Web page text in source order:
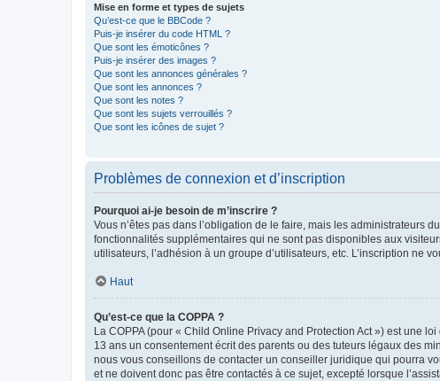
Mise en forme et types de sujets
Qu’est-ce que le BBCode ?
Puis-je insérer du code HTML ?
Que sont les émoticônes ?
Puis-je insérer des images ?
Que sont les annonces générales ?
Que sont les annonces ?
Que sont les notes ?
Que sont les sujets verrouillés ?
Que sont les icônes de sujet ?
Problèmes de connexion et d’inscription
Pourquoi ai-je besoin de m’inscrire ?
Vous n’êtes pas dans l’obligation de le faire, mais les administrateurs
fonctionnalités supplémentaires qui ne sont pas disponibles aux
utilisateurs, l’adhésion à un groupe d’utilisateurs, etc. L’inscription ne
Haut
Qu’est-ce que la COPPA ?
La COPPA (pour « Child Online Privacy and Protection Act ») est une
13 ans un consentement écrit des parents ou des tuteurs légaux des
nous vous conseillons de contacter un conseiller juridique qui pourra
et ne doivent donc pas être contactés à ce sujet, excepté lorsque